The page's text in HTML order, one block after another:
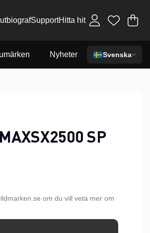
SupportHitta hit .
Nyheter Svenska
SP
om du vill veta mer om